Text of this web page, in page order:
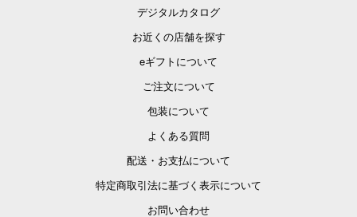
デジタルカタログ
お近くの店舗を探す
eギフトについて
ご注文について
包装について
よくある質問
配送・お支払について
特定商取引法に基づく表示について
お問い合わせ